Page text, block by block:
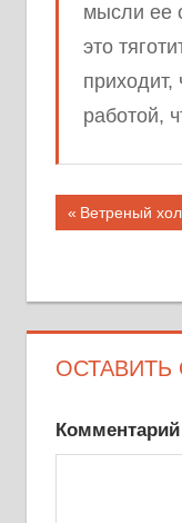
мысли ее
это
приходит,
работой,
Предыдущая
Ветреный
ОСТАВИТЬ
Комментарий